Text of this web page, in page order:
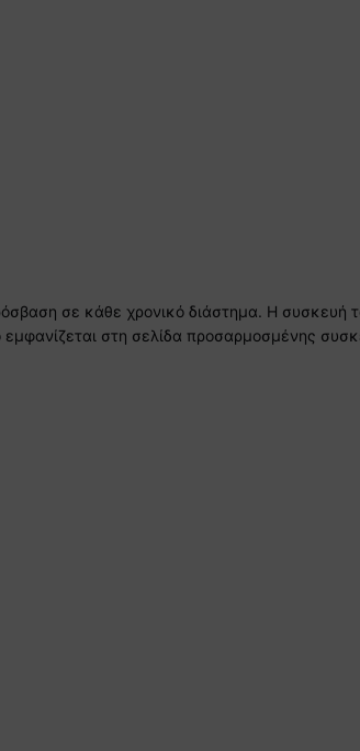
σε κάθε χρονικό διάστημα. Η συσκευή
στη σελίδα προσαρμοσμένης